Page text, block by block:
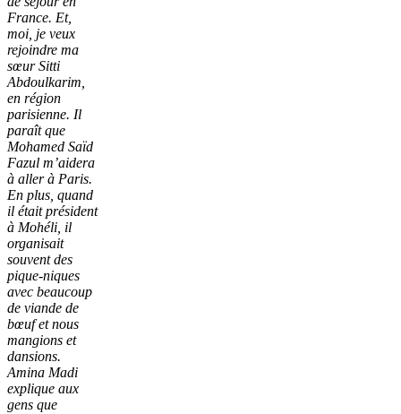
France. Et,
moi, je veux
rejoindre ma
sœur Sitti
Abdoulkarim,
en région
parisienne. Il
paraît que
Mohamed Saïd
Fazul m’aidera
à aller à Paris.
En plus, quand
il était président
à Mohéli, il
organisait
souvent des
pique-niques
avec beaucoup
de viande de
bœuf et nous
mangions et
dansions.
Amina Madi
explique aux
gens que